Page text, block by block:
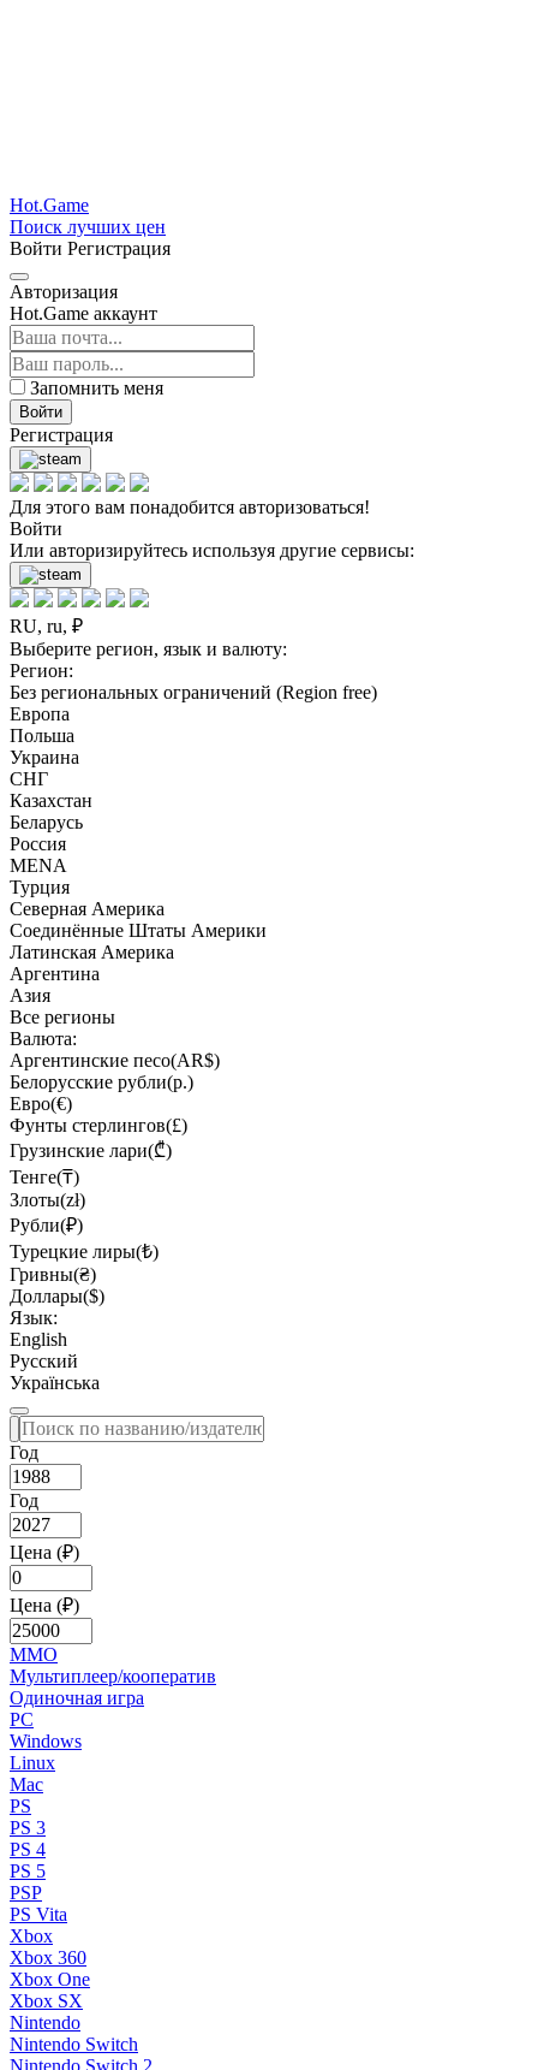
Hot.Game
Поиск лучших цен
Войти Регистрация
Авторизация
Hot.Game аккаунт
Запомнить меня
Войти
Регистрация
Для этого вам понадобится авторизоваться!
Войти
Или авторизируйтесь используя другие сервисы:
RU, ru, ₽
Выберите регион, язык и валюту:
Регион:
Без региональных ограничений (Region free)
Европа
Польша
Украина
СНГ
Казахстан
Беларусь
Россия
MENA
Турция
Северная Америка
Соединённые Штаты Америки
Латинская Америка
Аргентина
Азия
Все регионы
Валюта:
Аргентинские песо(AR$)
Белорусские рубли(р.)
Евро(€)
Фунты стерлингов(£)
Грузинские лари(₾)
Тенге(₸)
Злоты(zł)
Рубли(₽)
Турецкие лиры(₺)
Гривны(₴)
Доллары($)
Язык:
English
Русский
Українська
Год
Год
Цена (₽)
Цена (₽)
MMO
Мультиплеер/кооператив
Одиночная игра
PC
Windows
Linux
Mac
PS
PS 3
PS 4
PS 5
PSP
PS Vita
Xbox
Xbox 360
Xbox One
Xbox SX
Nintendo
Nintendo Switch
Nintendo Switch 2